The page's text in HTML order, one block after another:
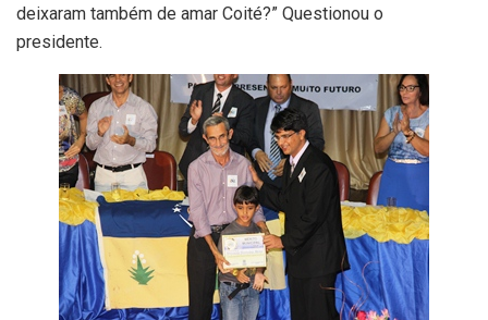
deixaram também de amar Coité?” Questionou o
presidente.